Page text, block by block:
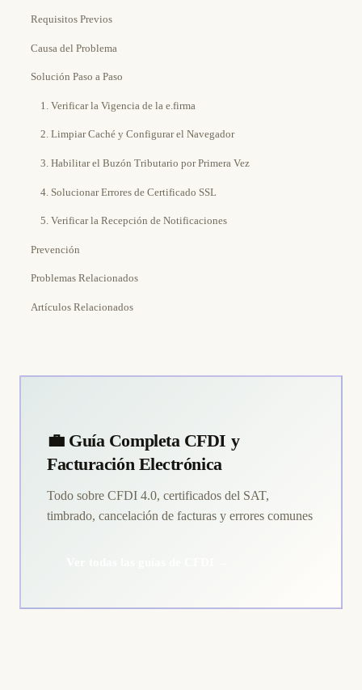
Requisitos Previos
Causa del Problema
Solución Paso a Paso
1. Verificar la Vigencia de la e.firma
2. Limpiar Caché y Configurar el Navegador
3. Habilitar el Buzón Tributario por Primera Vez
4. Solucionar Errores de Certificado SSL
5. Verificar la Recepción de Notificaciones
Prevención
Problemas Relacionados
Artículos Relacionados
💼 Guía Completa CFDI y
Facturación Electrónica
Todo sobre CFDI 4.0, certificados del SAT,
timbrado, cancelación de facturas y errores comunes